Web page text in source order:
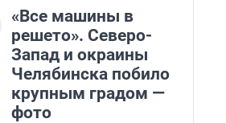
«Все машины в
решето». Северо-
Запад и окраины
Челябинска побило
крупным градом —
фото